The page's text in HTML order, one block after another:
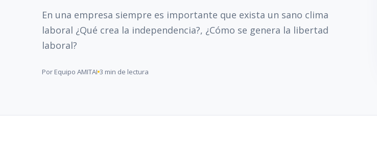
En una empresa siempre es importante que exista un sano clima
laboral ¿Qué crea la independencia?, ¿Cómo se genera la libertad
laboral?
Por Equipo AMITAI 3 min de lectura